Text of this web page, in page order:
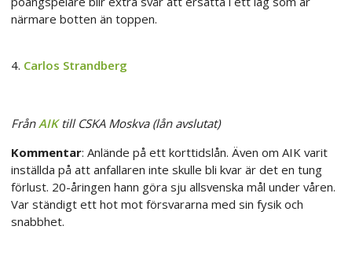
närmare botten än toppen.
4. Carlos Strandberg
FrånAIKtill CSKA Moskva (lån avslutat)
Kommentar: Anlände på ett korttidslån. Även om AIK varit
inställda på att anfallaren inte skulle bli kvar är det en tung
förlust. 20-åringen hann göra sju allsvenska mål under våren.
Var ständigt ett hot mot försvararna med sin fysik och
snabbhet.